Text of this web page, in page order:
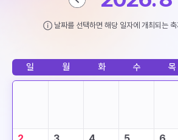
날짜를 선택하면 해당 일자에 개최되는
일 월 화 수 목